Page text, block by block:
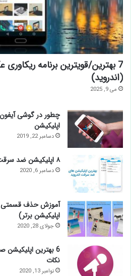
7 بهترین/قویترین برنامه
(اندروید)
می 9, 2025
اپلیکیشن
دسامبر 22, 2019
۸ اپلیکیشن ضد سرقت اندروید (بهترین های موجود)
دسامبر 6, 2020
اپلیکیشن برتر)
جولای 28, 2020
6 بهترین
نکات
نوامبر 13, 2020